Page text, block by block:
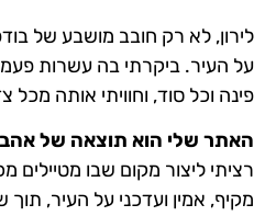
לירון, לא רק חובב מושבע של
על העיר. ביקרתי בה עשרות
פינה וכל סוד, וחוויתי אותה מכל
האתר שלי הוא תוצאה של
רציתי ליצור מקום שבו מטיילים
מקיף, אמין ועדכני על העיר, תוך